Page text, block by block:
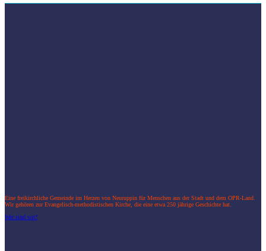
Eine freikirchliche Gemeinde im Herzen von Neuruppin für Menschen aus der Stadt und dem OPR-Land.
Wir gehören zur Evangelisch-methodistischen Kirche, die eine etwa 250 jährige Geschichte hat.
Wer sind wir?